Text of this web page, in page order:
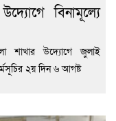
বিনামূল্যে
শাখার উদ্যোগে জুলাই
২য় দিন ৬ আগষ্ট